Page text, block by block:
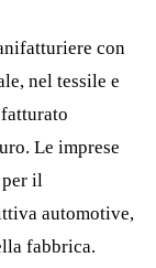
con
nel tessile e
Le imprese
il
automotive,
fabbrica.